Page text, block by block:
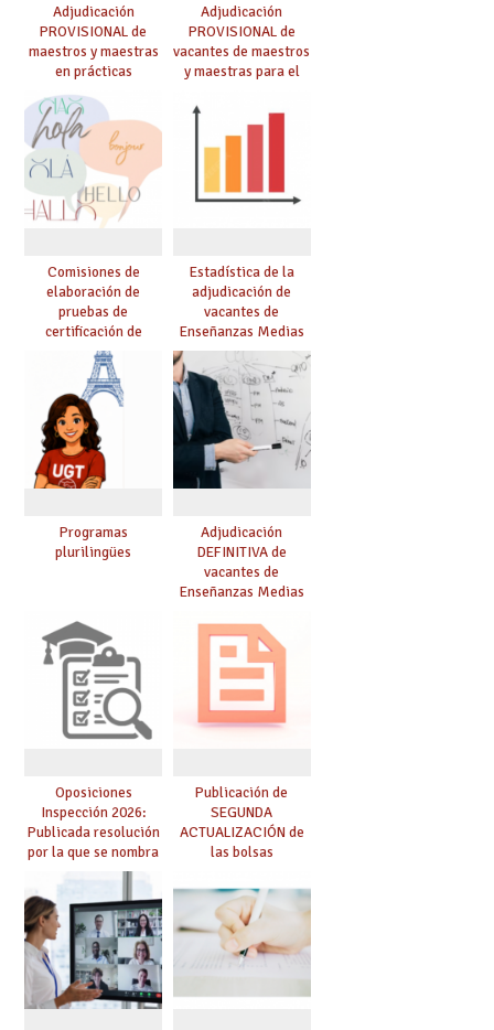
Adjudicación
PROVISIONAL de
maestros y maestras
en prácticas
Adjudicación
PROVISIONAL de
vacantes de maestros
y maestras para el
Comisiones de
elaboración de
pruebas de
certificación de
competencia
lingüística: publicada
resolución definitiva
Estadística de la
adjudicación de
vacantes de
Enseñanzas Medias
para el curso 26/27
Programas
plurilingües
Adjudicación
DEFINITIVA de
vacantes de
Enseñanzas Medias
Oposiciones
Inspección 2026:
Publicada resolución
por la que se nombra
funcionarios/as en
prácticas, se regulan
dichas prácticas y se
convoca acto público
de adjudicación
Publicación de
SEGUNDA
ACTUALIZACIÓN de
las bolsas
Cuerpo de Maestros
de especialidades
convocadas a
oposición